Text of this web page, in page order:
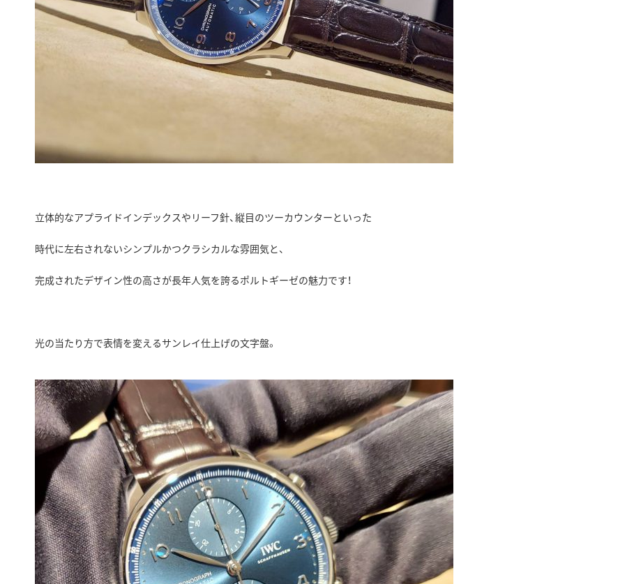
立体的なアプライドインデックスやリーフ針、縦目のツーカウンターといった
時代に左右されないシンプルかつクラシカルな雰囲気と、
完成されたデザイン性の高さが長年人気を誇るポルトギーゼの魅力です！
光の当たり方で表情を変えるサンレイ仕上げの文字盤。